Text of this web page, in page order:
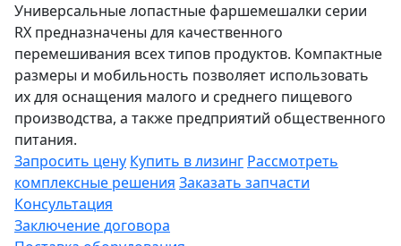
Универсальные лопастные фаршемешалки серии
RX предназначены для качественного
перемешивания всех типов продуктов. Компактные
размеры и мобильность позволяет использовать
их для оснащения малого и среднего пищевого
производства, а также предприятий общественного
питания.
Запросить цену Купить в лизинг Рассмотреть
комплексные решения Заказать запчасти
Консультация
Заключение договора